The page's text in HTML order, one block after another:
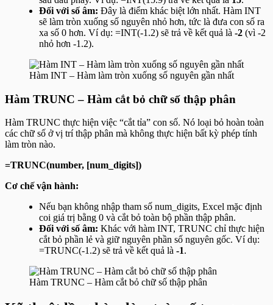
Đối với số âm: Đây là điểm khác biệt lớn nhất. Hàm INT
sẽ làm tròn xuống số nguyên nhỏ hơn, tức là đưa con số ra
xa số 0 hơn. Ví dụ: =INT(-1.2) sẽ trả về kết quả là -2 (vì -2
nhỏ hơn -1.2).
Hàm INT – Hàm làm tròn xuống số nguyên gần nhất
Hàm TRUNC – Hàm cắt bỏ chữ số thập phân
Hàm TRUNC thực hiện việc “cắt tỉa” con số. Nó loại bỏ hoàn toàn
các chữ số ở vị trí thập phân mà không thực hiện bất kỳ phép tính
làm tròn nào.
=TRUNC(number, [num_digits])
Cơ chế vận hành:
Nếu bạn không nhập tham số num_digits, Excel mặc định
coi giá trị bằng 0 và cắt bỏ toàn bộ phần thập phân.
Đối với số âm: Khác với hàm INT, TRUNC chỉ thực hiện
cắt bỏ phần lẻ và giữ nguyên phần số nguyên gốc. Ví dụ:
=TRUNC(-1.2) sẽ trả về kết quả là -1.
Hàm TRUNC – Hàm cắt bỏ chữ số thập phân